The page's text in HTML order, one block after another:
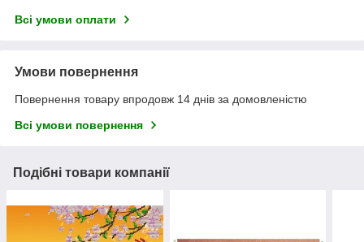
Всі умови оплати
Умови повернення
Повернення товару впродовж 14 днів за домовленістю
Всі умови повернення
Подібні товари компанії